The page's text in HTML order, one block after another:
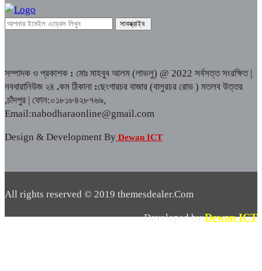
সম্পাদক ও প্রকাশক : মোঃ মাহবুব আলম (লাভলু) @ 2022 সর্বসত্ত সংরক্ষিত |
নবধারানিউজ ২৪ .কম ঠিকানা :ছেংগারচর বাজার (বালুরচর রোড ) মতলব উত্তর
,চাঁদপুর | ফোন:০১৮১৮৪২৮৭৬৯,
Email:nabodharaonline@gmail.com
Design & Development By Dewan ICT
All rights reserved © 2019 themesdealer.Com
Developed by:Dewan ICT